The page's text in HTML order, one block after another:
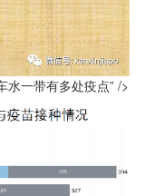
水一带有多处疫点” />